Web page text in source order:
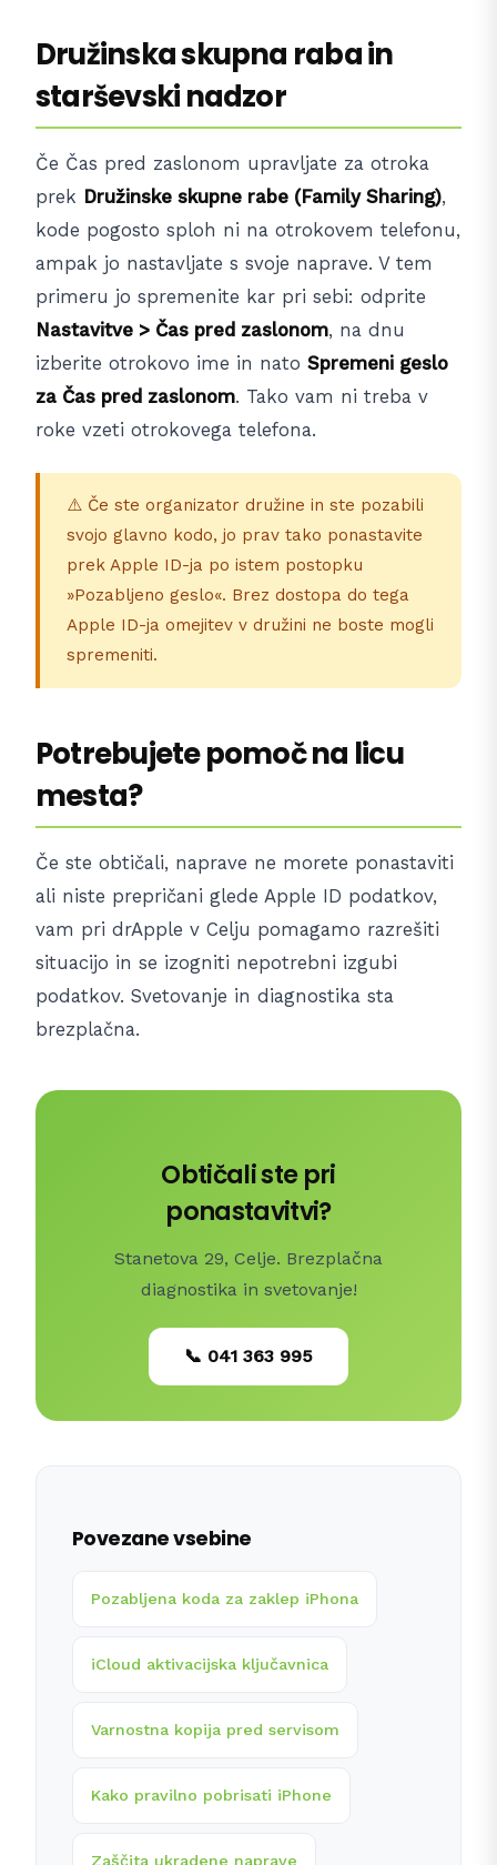
Družinska skupna raba in
starševski nadzor
Če Čas pred zaslonom upravljate za otroka
prek Družinske skupne rabe (Family Sharing),
kode pogosto sploh ni na otrokovem telefonu,
ampak jo nastavljate s svoje naprave. V tem
primeru jo spremenite kar pri sebi: odprite
Nastavitve > Čas pred zaslonom, na dnu
izberite otrokovo ime in nato Spremeni geslo
za Čas pred zaslonom. Tako vam ni treba v
roke vzeti otrokovega telefona.
⚠️ Če ste organizator družine in ste pozabili
svojo glavno kodo, jo prav tako ponastavite
prek Apple ID-ja po istem postopku
»Pozabljeno geslo«. Brez dostopa do tega
Apple ID-ja omejitev v družini ne boste mogli
spremeniti.
Potrebujete pomoč na licu
mesta?
Če ste obtičali, naprave ne morete ponastaviti
ali niste prepričani glede Apple ID podatkov,
vam pri drApple v Celju pomagamo razrešiti
situacijo in se izogniti nepotrebni izgubi
podatkov. Svetovanje in diagnostika sta
brezplačna.
Obtičali ste pri
ponastavitvi?
Stanetova 29, Celje. Brezplačna
diagnostika in svetovanje!
📞 041 363 995
Povezane vsebine
Pozabljena koda za zaklep iPhona
iCloud aktivacijska ključavnica
Varnostna kopija pred servisom
Kako pravilno pobrisati iPhone
Zaščita ukradene naprave